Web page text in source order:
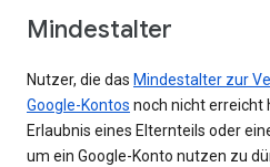
Mindestalter
Nutzer, die das Mindestalter zur
Google-Kontos noch nicht erreicht
Erlaubnis eines Elternteils oder
um ein Google-Konto nutzen zu